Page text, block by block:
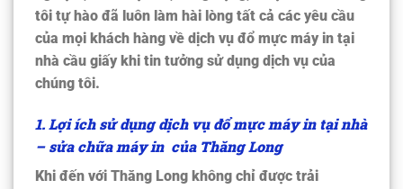
tôi tự hào đã luôn làm hài lòng tất cả các yêu cầu
của mọi khách hàng về dịch vụ đổ mực máy in tại
nhà cầu giấykhi tin tưởng sử dụng dịch vụ của
chúng tôi.
1. Lợi ích sử dụng dịch vụđổ mực máy in tại nhà
–sửa chữa máy in của Thăng Long
Khi đến với Thăng Long không chỉ được trải